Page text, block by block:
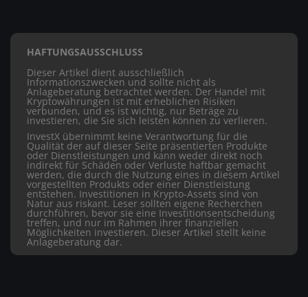
HAFTUNGSAUSSCHLUSS
Dieser Artikel dient ausschließlich
Informationszwecken und sollte nicht als
Anlageberatung betrachtet werden. Der Handel mit
Kryptowährungen ist mit erheblichen Risiken
verbunden, und es ist wichtig, nur Beträge zu
investieren, die Sie sich leisten können zu verlieren.
InvestX übernimmt keine Verantwortung für die
Qualität der auf dieser Seite präsentierten Produkte
oder Dienstleistungen und kann weder direkt noch
indirekt für Schäden oder Verluste haftbar gemacht
werden, die durch die Nutzung eines in diesem Artikel
vorgestellten Produkts oder einer Dienstleistung
entstehen. Investitionen in Krypto-Assets sind von
Natur aus riskant. Leser sollten eigene Recherchen
durchführen, bevor sie eine Investitionsentscheidung
treffen, und nur im Rahmen ihrer finanziellen
Möglichkeiten investieren. Dieser Artikel stellt keine
Anlageberatung dar.